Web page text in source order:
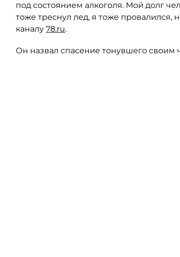
под состоянием алкоголя. Мой долг
тоже треснул лед, я тоже провалился,
каналу 78.ru.
Он назвал спасение тонувшего своим